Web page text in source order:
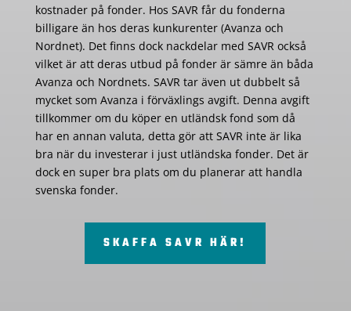
kostnader på fonder. Hos SAVR får du fonderna
billigare än hos deras kunkurenter (Avanza och
Nordnet). Det finns dock nackdelar med SAVR också
vilket är att deras utbud på fonder är sämre än båda
Avanza och Nordnets. SAVR tar även ut dubbelt så
mycket som Avanza i förväxlings avgift. Denna avgift
tillkommer om du köper en utländsk fond som då
har en annan valuta, detta gör att SAVR inte är lika
bra när du investerar i just utländska fonder. Det är
dock en super bra plats om du planerar att handla
svenska fonder.
SKAFFA SAVR HÄR!